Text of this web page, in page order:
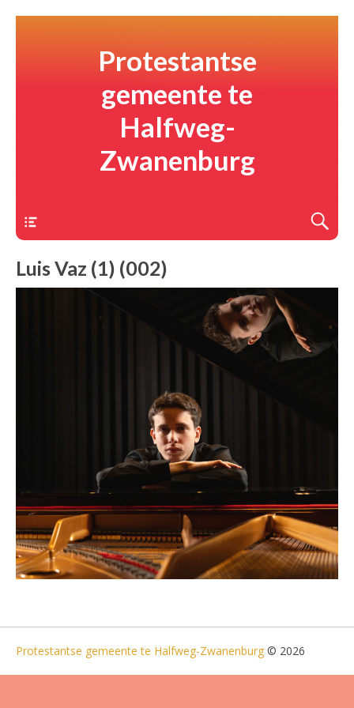
Protestantse
gemeente te
Halfweg-
Zwanenburg
Luis Vaz (1) (002)
Protestantse gemeente te Halfweg-Zwanenburg © 2026